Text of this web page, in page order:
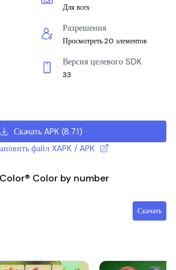
Для всех
Разрешения
Просмотреть 20 элементов
Версия целевого SDK
33
Скачать APK(8.7.1)
файл XAPK / APK
Color® Color by number
Скачать